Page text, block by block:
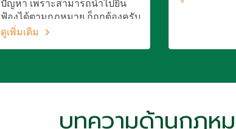
ปัญหา เพราะสามารถนำไปยื่น
ฟ้องได้ตามกฎหมาย ก็ถูกต้องครับ
แต่ถูกบางส่วนเท่านั้น เพราะอะไร
ดูเพิ่มเติม
บทความด้านกฎห